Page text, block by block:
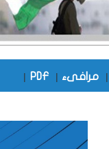
| مرافىء |
PDF
|